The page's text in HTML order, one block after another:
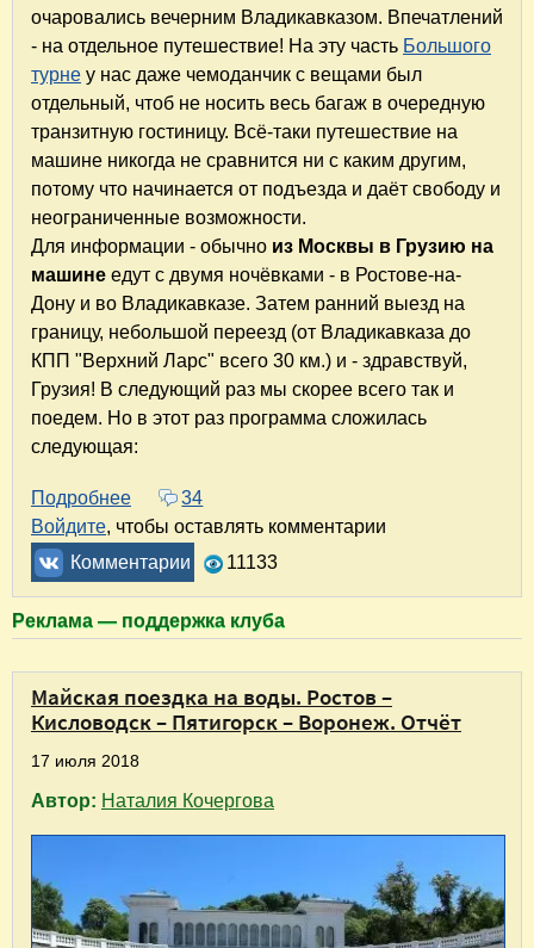
очаровались вечерним Владикавказом. Впечатлений
- на отдельное путешествие! На эту часть Большого
турне у нас даже чемоданчик с вещами был
отдельный, чтоб не носить весь багаж в очередную
транзитную гостиницу. Всё-таки путешествие на
машине никогда не сравнится ни с каким другим,
потому что начинается от подъезда и даёт свободу и
неограниченные возможности.
Для информации - обычно из Москвы в Грузию на
машине едут с двумя ночёвками - в Ростове-на-
Дону и во Владикавказе. Затем ранний выезд на
границу, небольшой переезд (от Владикавказа до
КПП "Верхний Ларс" всего 30 км.) и - здравствуй,
Грузия! В следующий раз мы скорее всего так и
поедем. Но в этот раз программа сложилась
следующая:
Подробнее о Большое турне-2018. Часть 2. Из Москвы
34
Войдите, чтобы оставлять комментарии
Комментарии
11133
Реклама — поддержка клуба
Майская поездка на воды. Ростов –
Кисловодск – Пятигорск – Воронеж. Отчёт
17 июля 2018
Автор: Наталия Кочергова